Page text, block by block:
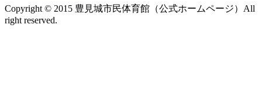
Copyright © 2015 豊見城市民体育館 （公式ホームページ） All
right reserved.